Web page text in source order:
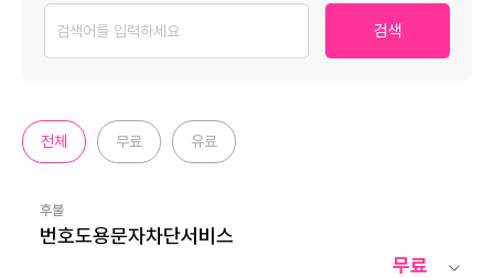
검색
전체 무료 유료
후불
번호도용문자차단서비스
무료